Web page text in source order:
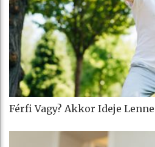
Férfi Vagy? Akkor Ideje